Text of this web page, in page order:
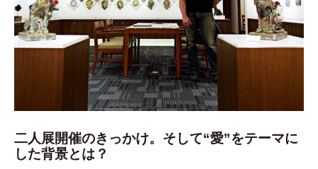
二人展開催のきっかけ。そして“愛”をテーマに
した背景とは？